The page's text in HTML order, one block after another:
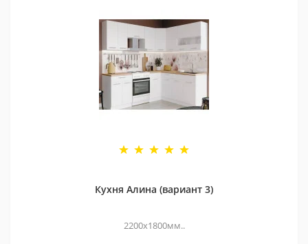
Кухня Алина (вариант 3)
2200х1800мм..